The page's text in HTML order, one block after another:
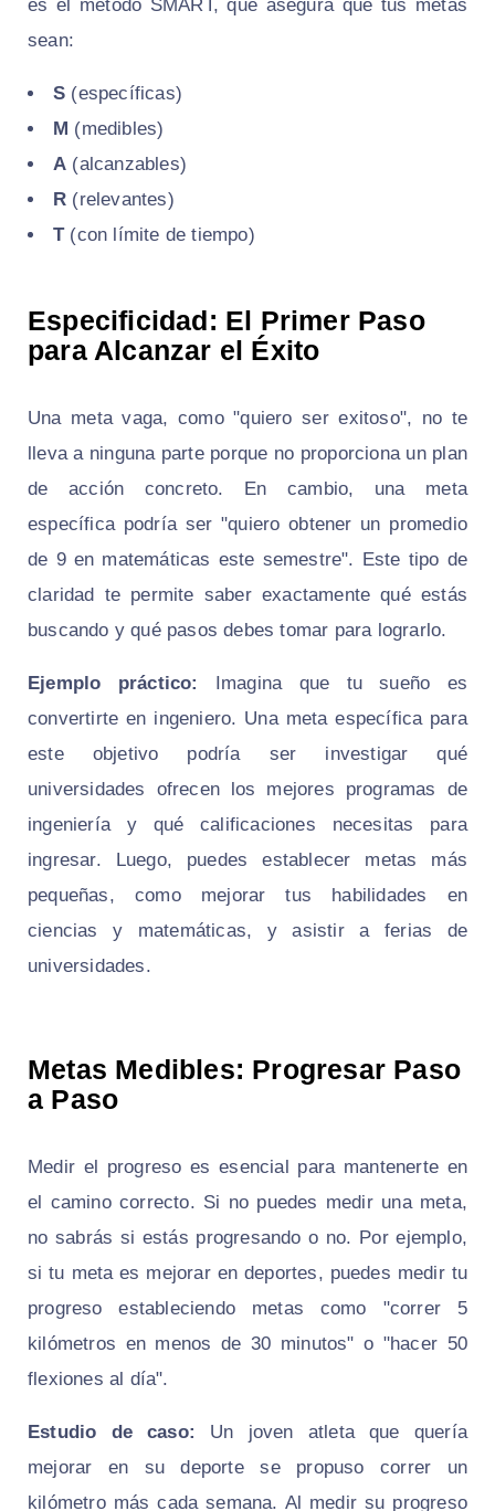
es el método SMART, que asegura que tus metas
sean:
S (específicas)
M (medibles)
A (alcanzables)
R (relevantes)
T(con límite de tiempo)
Especificidad: El Primer Paso
para Alcanzar el Éxito
Una meta vaga, como "quiero ser exitoso", no te
lleva a ninguna parte porque no proporciona un plan
de acción concreto. En cambio, una meta
específica podría ser "quiero obtener un promedio
de 9 en matemáticas este semestre". Este tipo de
claridad te permite saber exactamente qué estás
buscando y qué pasos debes tomar para lograrlo.
Ejemplo práctico:
Imagina que tu sueño es
convertirte en ingeniero. Una meta específica para
este objetivo podría ser investigar qué
universidades ofrecen los mejores programas de
ingeniería y qué calificaciones necesitas para
ingresar. Luego, puedes establecer metas más
pequeñas, como mejorar tus habilidades en
ciencias y matemáticas, y asistir a ferias de
universidades.
Metas Medibles: Progresar Paso
a Paso
Medir el progreso es esencial para mantenerte en
el camino correcto. Si no puedes medir una meta,
no sabrás si estás progresando o no. Por ejemplo,
si tu meta es mejorar en deportes, puedes medir tu
progreso estableciendo metas como "correr 5
kilómetros en menos de 30 minutos" o "hacer 50
flexiones al día".
Estudio de caso:
Un joven atleta que quería
mejorar en su deporte se propuso correr un
kilómetro más cada semana. Al medir su progreso